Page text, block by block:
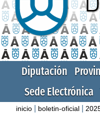
Diputación
Sede Electrónica
inicio boletin-oficial